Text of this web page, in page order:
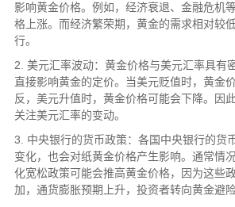
影响黄金价格。例如，经济衰退、金融危机
格上涨。而经济繁荣期，黄金的需求相对较
行。
2. 美元汇率波动：黄金价格与美元汇率具有
直接影响黄金的定价。当美元贬值时，黄金
反，美元升值时，黄金价格可能会下降。因
关注美元汇率的变动。
3. 中央银行的货币政策：各国中央银行的货
变化，也会对纸黄金价格产生影响。通常情
化宽松政策可能会推高黄金价格，因为这些
加，通货膨胀预期上升，投资者转向黄金避险